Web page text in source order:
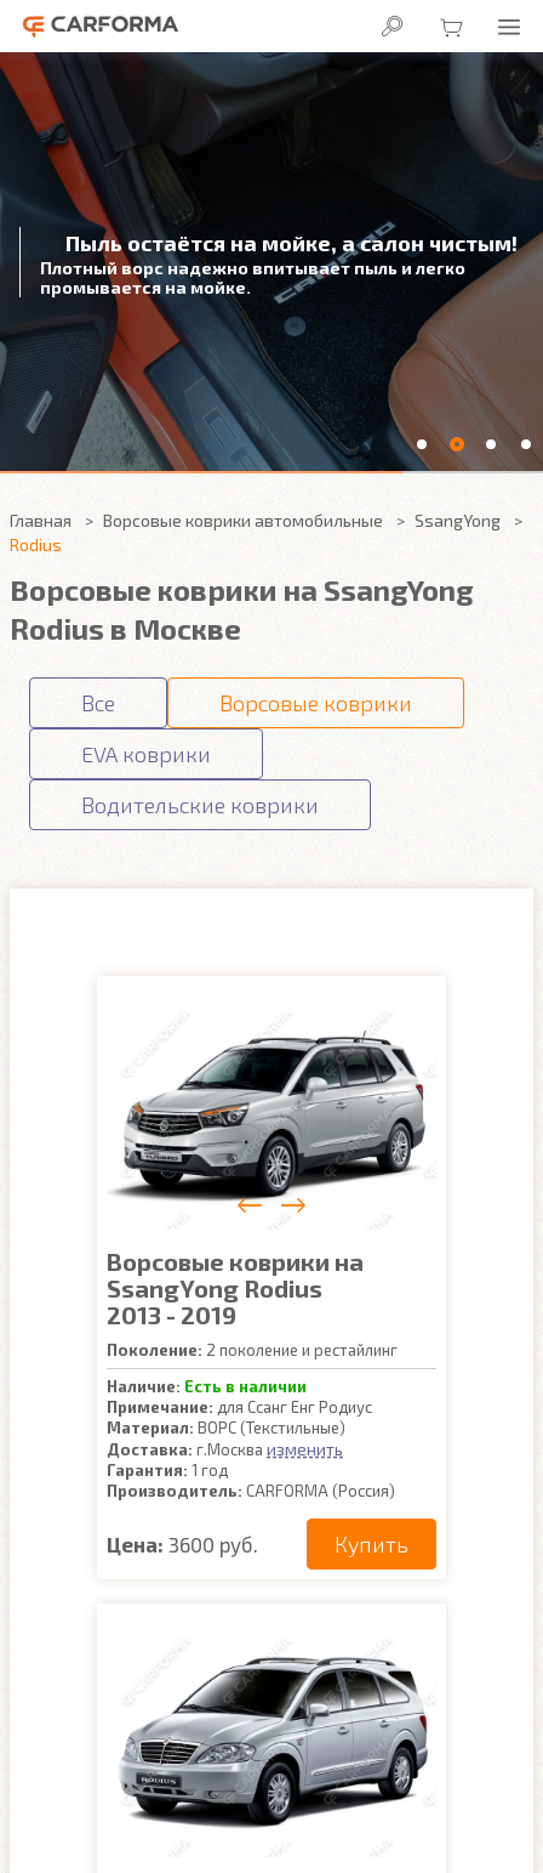
Главная Ворсовые коврики автомобильные
SsangYong
Rodius
Ворсовые коврики на SsangYong
Rodius в Москве
Все
Ворсовые коврики
EVA коврики
Водительские коврики
Ворсовые коврики на
SsangYong Rodius
2013 - 2019
Поколение: 2 поколение и рестайлинг
Наличие: Есть в наличии
Примечание: для Ссанг Енг Родиус
Материал: ВОРС (Текстильные)
Доставка: г.Москва изменить
Гарантия: 1 год
Производитель: CARFORMA (Россия)
Цена: 3600 руб. Купить